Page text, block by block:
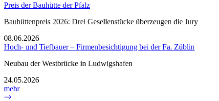
Preis der Bauhütte der Pfalz
Bauhüttenpreis 2026: Drei Gesellenstücke überzeugen die Jury
08.06.2026
Hoch- und Tiefbauer – Firmenbesichtigung bei der Fa. Züblin
Neubau der Westbrücke in Ludwigshafen
24.05.2026
mehr